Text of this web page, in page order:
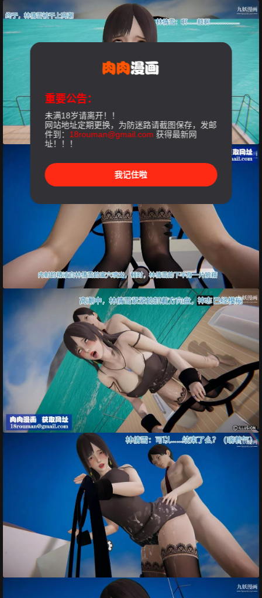
重要公告：
未满18岁请离开！！
网站地址定期更换，为防迷路请截图保存，发邮
件到： 18rouman@gmail.com 获得最新网
址！！！
我记住啦